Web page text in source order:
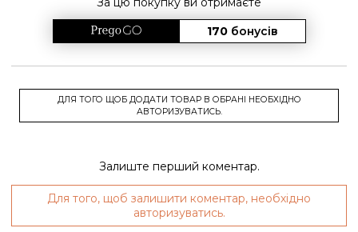
170 бонусів
ДЛЯ ТОГО ЩОБ ДОДАТИ ТОВАР В ОБРАНІ НЕОБХІДНО
АВТОРИЗУВАТИСЬ.
Залиште перший коментар.
Для того, щоб залишити коментар, необхідно
авторизуватись.